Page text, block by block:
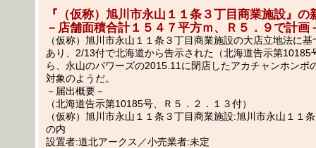
『（仮称）旭川市永山１１条３丁目商業施設』の
－店舗面積合計１５４７平方ｍ、Ｒ５．９で計画
（仮称）旭川市永山１１条３丁目商業施設の大店立地法に
あり、2/13付で北海道から告示された（北海道告示第10185
ら、永山のパワーズの2015.11に閉店したアカチャンホンポ
対象のようだ。
－届出概要－
（北海道告示第10185号、Ｒ５．２．１３付）
（仮称）旭川市永山１１条３丁目商業施設:旭川市永山１１
の内
設置者:道北アークス／小売業者:未定